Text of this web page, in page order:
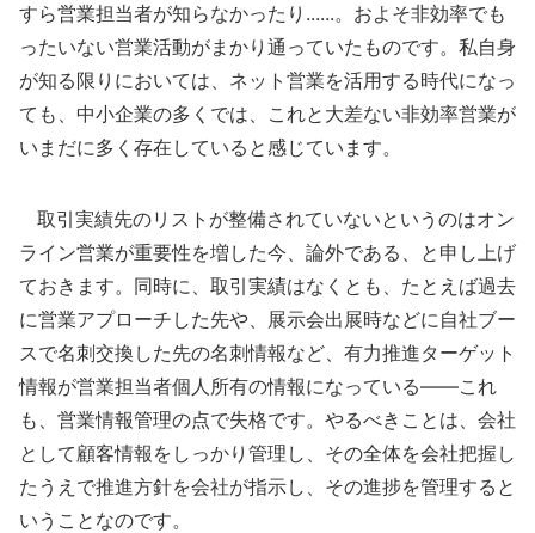
すら営業担当者が知らなかったり......。およそ非効率でも
ったいない営業活動がまかり通っていたものです。私自身
が知る限りにおいては、ネット営業を活用する時代になっ
ても、中小企業の多くでは、これと大差ない非効率営業が
いまだに多く存在していると感じています。
取引実績先のリストが整備されていないというのはオン
ライン営業が重要性を増した今、論外である、と申し上げ
ておきます。同時に、取引実績はなくとも、たとえば過去
に営業アプローチした先や、展示会出展時などに自社ブー
スで名刺交換した先の名刺情報など、有力推進ターゲット
情報が営業担当者個人所有の情報になっている――これ
も、営業情報管理の点で失格です。やるべきことは、会社
として顧客情報をしっかり管理し、その全体を会社把握し
たうえで推進方針を会社が指示し、その進捗を管理すると
いうことなのです。